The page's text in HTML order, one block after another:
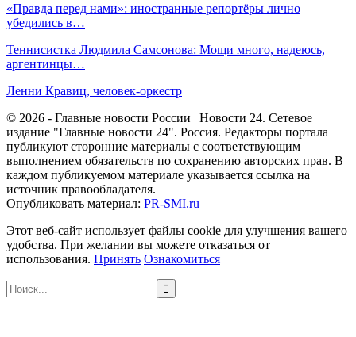
«Правда перед нами»: иностранные репортёры лично
убедились в…
Теннисистка Людмила Самсонова: Мощи много, надеюсь,
аргентинцы…
Ленни Кравиц, человек-оркестр
© 2026 - Главные новости России | Новости 24. Сетевое
издание "Главные новости 24". Россия. Редакторы портала
публикуют сторонние материалы с соответствующим
выполнением обязательств по сохранению авторских прав. В
каждом публикуемом материале указывается ссылка на
источник правообладателя.
Опубликовать материал: PR-SMI.ru
Этот веб-сайт использует файлы cookie для улучшения вашего
удобства. При желании вы можете отказаться от
использования. Принять Ознакомиться